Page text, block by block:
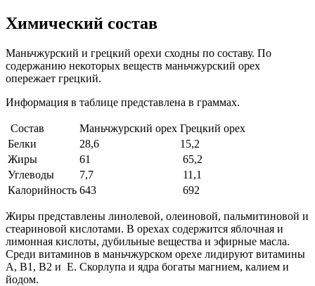
Химический состав
Маньчжурский и грецкий орехи сходны по составу. По
содержанию некоторых веществ маньчжурский орех
опережает грецкий.
Информация в таблице представлена в граммах.
Состав Маньчжурский орех Грецкий орех
Белки
28,6
15,2
Жиры
61
65,2
Углеводы
7,7
11,1
Калорийность 643 692
Жиры представлены линолевой, олеиновой, пальмитиновой и
стеариновой кислотами. В орехах содержится яблочная и
лимонная кислоты, дубильные вещества и эфирные масла.
Среди витаминов в маньчжурском орехе лидируют витамины
А, В1, В2 и Е. Скорлупа и ядра богаты магнием, калием и
йодом.